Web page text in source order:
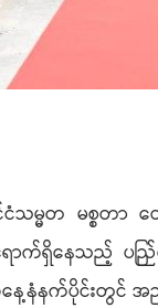
သမ္မတ မစ္စတာ
ောက်ရှိနေသည့် ပြ
က်ပိုင်းတွင် အည